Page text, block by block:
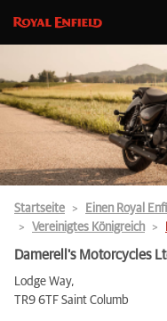
Startseite
Einen Royal
Vereinigtes Königreich
Damerell's Motorcycles
Lodge Way,
TR9 6TF Saint Columb